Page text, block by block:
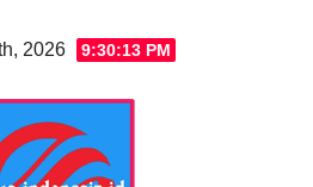
2026 9:30:14 PM